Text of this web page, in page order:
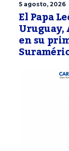
5 agosto, 2026
El Papa
en su